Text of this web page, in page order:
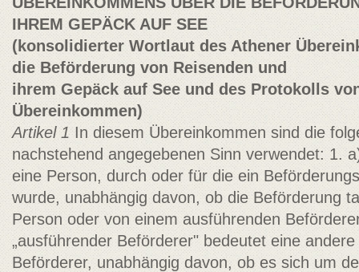
IHREM GEPÄCK AUF SEE
(konsolidierter Wortlaut des Athener
die Beförderung von Reisenden und
ihrem Gepäck auf See und des Protokolls
Übereinkommen)
Artikel 1In diesem Übereinkommen sind die
nachstehend angegebenen Sinn verwendet: 1.
eine Person, durch oder für die ein
wurde, unabhängig davon, ob die Beförderung
Person oder von einem ausführenden
„ausführender Beförderer" bedeutet eine
Beförderer, unabhängig davon, ob es sich um